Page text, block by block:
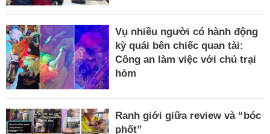
Vụ nhiều người có hành động
kỳ quái bên chiếc quan tài:
Công an làm việc với chủ trại
hòm
Ranh giới giữa review và “bóc
phốt”